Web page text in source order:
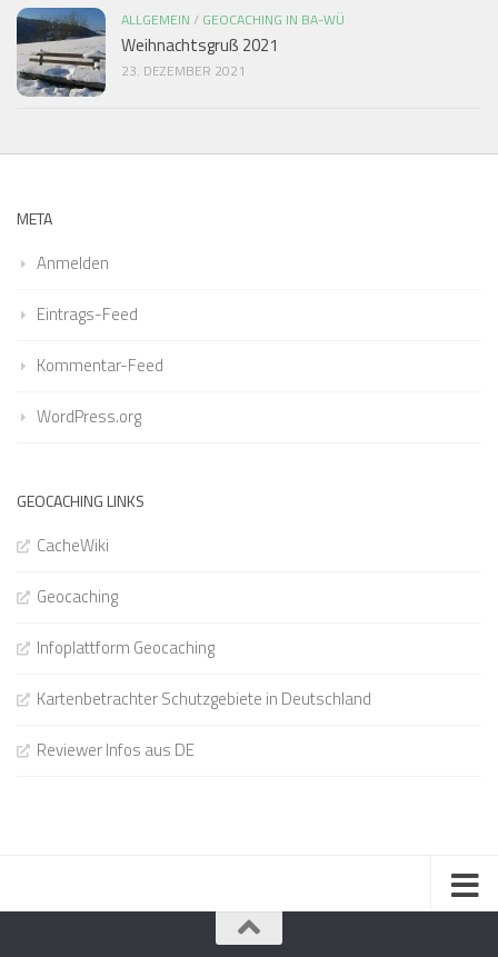
ALLGEMEIN / GEOCACHING IN BA-WÜ
Weihnachtsgruß 2021
23. DEZEMBER 2021
META
Anmelden
Eintrags-Feed
Kommentar-Feed
WordPress.org
GEOCACHING LINKS
CacheWiki
Geocaching
Infoplattform Geocaching
Kartenbetrachter Schutzgebiete in Deutschland
Reviewer Infos aus DE